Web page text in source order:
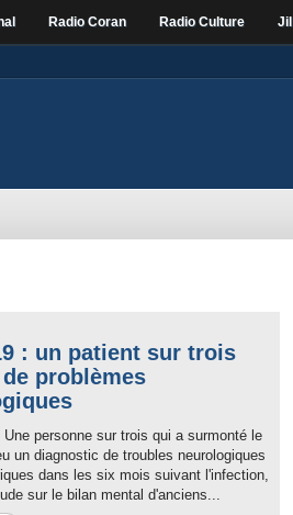
Radio Coran Radio Culture
: un patient sur trois
problèmes
Une personne sur trois qui a surmonté le
un diagnostic de troubles neurologiques
dans les six mois suivant l'infection,
sur le bilan mental d'anciens...